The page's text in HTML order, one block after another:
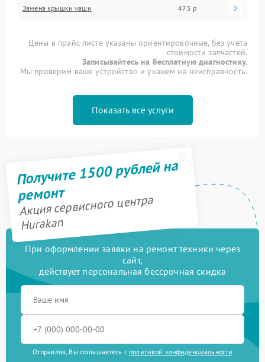
Замена крышки чаши 475 р
Цены в прайс-листе указаны ориентировочные, без учета
стоимости запчастей.
Записывайтесь на бесплатную диагностику.
Мы проверим ваше устройство и укажем на неисправность.
Показать все услуги
Получите 1500 рублей на
ремонт
Акция сервисного центра
Hurakan
При оформлении заявки на ремонт техники через
сайт,
действует персональная бессрочная скидка
Отправляя, Вы соглашаетесь с политикой конфиденциальности